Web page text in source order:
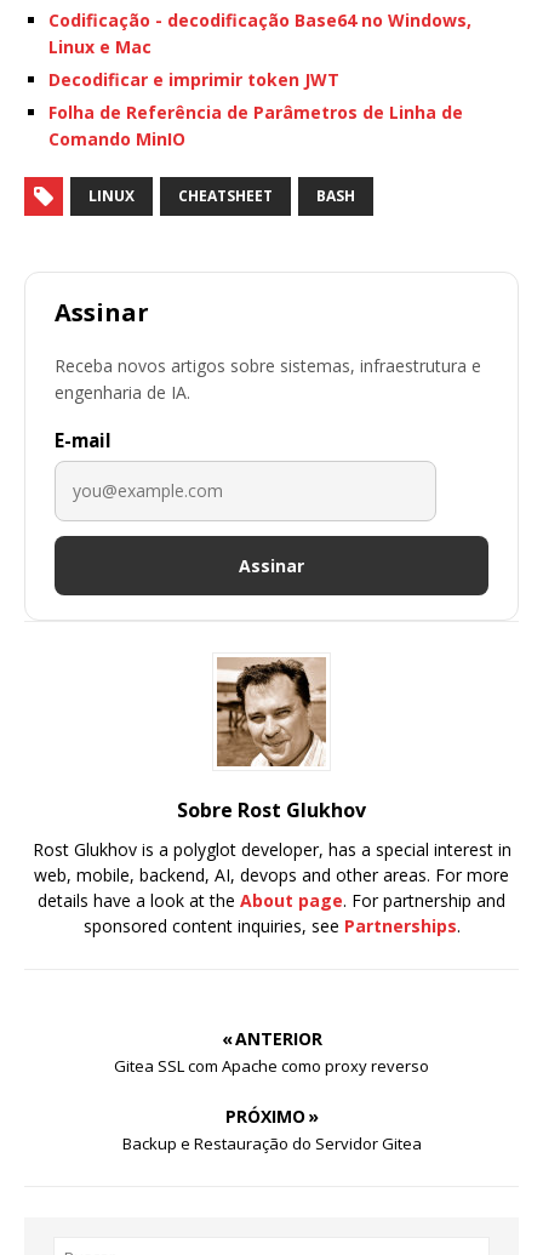
Codificação - decodificação Base64 no Windows,
Linux e Mac
Decodificar e imprimir token JWT
Folha de Referência de Parâmetros de Linha de
Comando MinIO
LINUX CHEATSHEET BASH
Assinar
Receba novos artigos sobre sistemas, infraestrutura e
engenharia de IA.
E-mail
Assinar
Sobre Rost Glukhov
Rost Glukhov is a polyglot developer, has a special interest in
web, mobile, backend, AI, devops and other areas. For more
details have a look at the About page. For partnership and
sponsored content inquiries, see Partnerships.
« ANTERIOR
Gitea SSL com Apache como proxy reverso
PRÓXIMO »
Backup e Restauração do Servidor Gitea